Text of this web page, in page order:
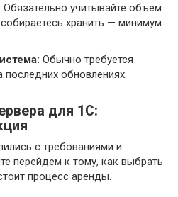
Обязательно учитывайте объем
хранить — минимум
Обычно требуется
последних обновлениях.
для 1С:
с требованиями и
перейдем к тому, как выбрать
процесс аренды.